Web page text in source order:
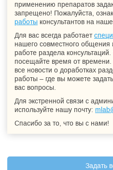
применению препаратов
запрещено! Пожалуйста,
работы консультантов на
Для вас всегда работает
нашего совместного общения
работе раздела
посещайте время от времени.
все новости о доработках
работы – где вы можете
вас вопросы.
Для экстренной связи с
используйте нашу почту:
Спасибо за то, что вы с нами!
Задать